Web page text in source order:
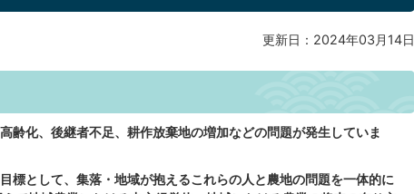
更新日：2024年03月14日
齢化、後継者不足、耕作放棄地の増加などの問題が発生していま
標として、集落・地域が抱えるこれらの人と農地の問題を一体的に